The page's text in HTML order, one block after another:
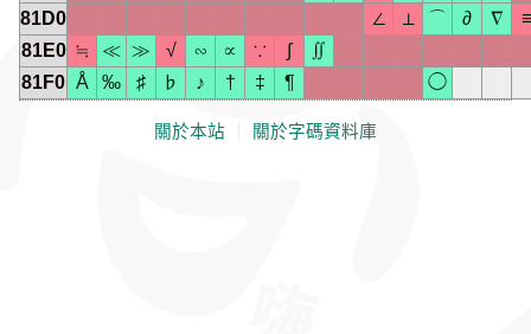
81D0
∠ ⊥ ⌒ ∂ ∇
≡
81E0 ≒ ≪ ≫ √ ∽ ∝ ∵ ∫
∬
81F0 Å ‰ ♯ ♭ ♪ † ‡ ¶ ◯
關於本站 關於字碼資料庫